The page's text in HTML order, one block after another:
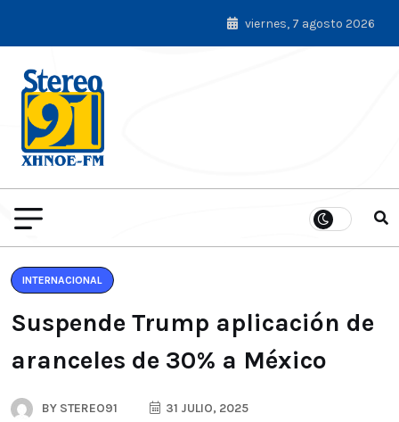
viernes, 7 agosto 2026
INTERNACIONAL
Suspende Trump aplicación de
aranceles de 30% a México
BY STEREO91
31 JULIO, 2025